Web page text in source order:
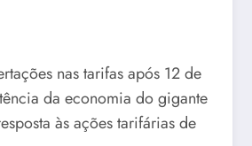
nas tarifas após 12 de
da economia do gigante
às ações tarifárias de